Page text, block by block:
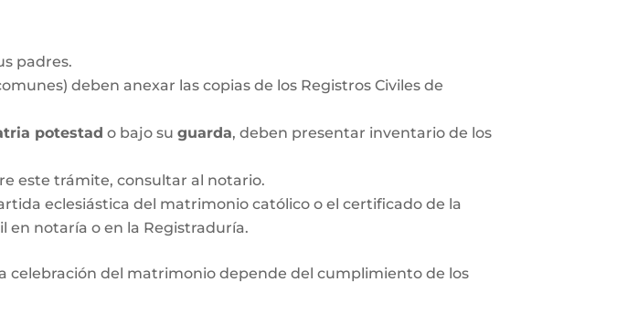
padres.
deben anexar las copias de los Registros Civiles de
potestad o bajo suguarda, deben presentar inventario de los
este trámite, consultar al notario.
eclesiástica del matrimonio católico o el certificado de la
en notaría o en la Registraduría.
celebración del matrimonio depende del cumplimiento de los